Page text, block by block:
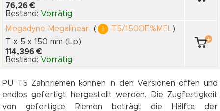
76,26 €
Bestand: Vorrätig
Megadyne Megalinear
( T5/150OE%MEL)
T x 5 x 150 mm (Lp)
114,396 €
Bestand: Vorrätig
PU T5 Zahnriemen können in den Versionen offen und
endlos gefertigt hergestellt werden. Die Zugfestigkeit
von gefertigte Riemen beträgt die Hälfte der